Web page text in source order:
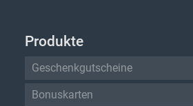
Produkte
Geschenkgutscheine
Bonuskarten